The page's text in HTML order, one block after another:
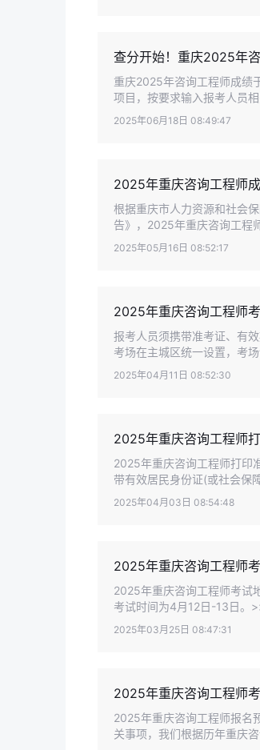
查分开始！重庆2025年
重庆2025年咨询工程师成绩
项目，按要求输入报考人员
2025年06月18日 08:49:47
2025年重庆咨询工程师
根据重庆市人力资源和社会
告》，2025年重庆咨询工程
2025年05月16日 08:52:17
2025年重庆咨询工程师
报考人员须携带准考证、有
考场在主城区统一设置，考
2025年04月11日 08:52:30
2025年重庆咨询工程师
2025年重庆咨询工程师打印
带有效居民身份证(或社会保
2025年04月03日 08:54:48
2025年重庆咨询工程师
2025年重庆咨询工程师考试
考试时间为4月12日-13日。
2025年03月25日 08:47:31
2025年重庆咨询工程师
2025年重庆咨询工程师报名
关事项，我们根据历年重庆